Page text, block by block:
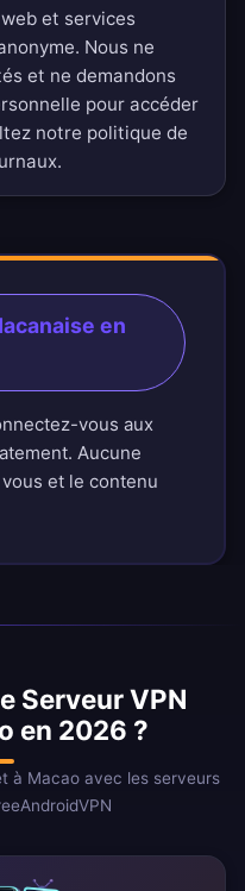
et services
Nous ne
et ne demandons
pour accéder
notre politique de
.
en
vous aux
Aucune
et le contenu
Serveur VPN
en 2026 ?
à Macao avec les serveurs